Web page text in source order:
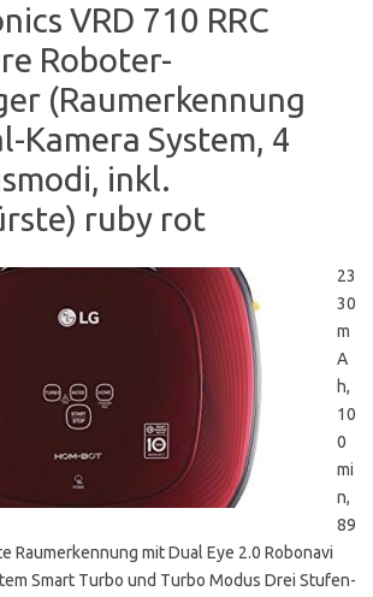
VRD 710 RRC
Roboter-
(Raumerkennung
Kamera System, 4
inkl.
ruby rot
23
30
m
A
h,
10
0
mi
n,
89
Raumerkennung mit Dual Eye 2.0 Robonavi
Smart Turbo und Turbo Modus Drei Stufen-